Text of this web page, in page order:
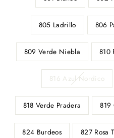
805 Ladrillo 806
809 Verde Niebla 810
816 Azul Nordico
818 Verde Pradera 819
824 Burdeos 827 Rosa